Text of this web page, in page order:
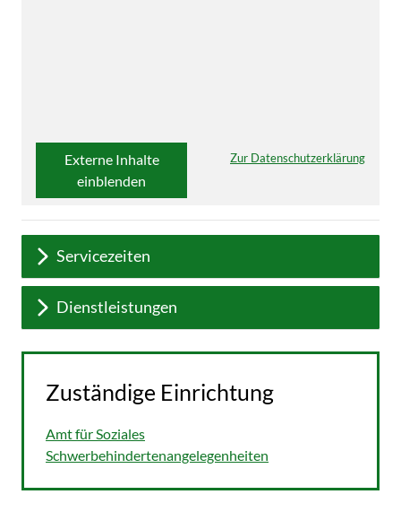
Externe Inhalte
einblenden
Zur Datenschutzerklärung
Servicezeiten
Dienstleistungen
Zuständige Einrichtung
Amt für Soziales
Schwerbehindertenangelegenheiten